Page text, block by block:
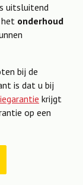
uitsluitend
het onderhoud
bij de
is dat u bij
krijgt
op een